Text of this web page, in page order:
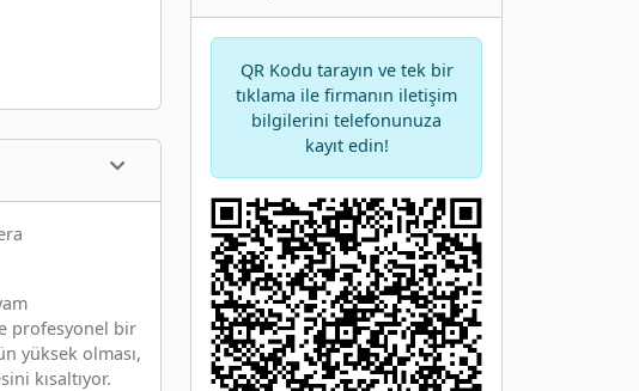
profesyonel bir
yüksek olması,
kısaltıyor.
QR Kodu tarayın ve tek bir
tıklama ile firmanın iletişim
bilgilerini telefonunuza
kayıt edin!